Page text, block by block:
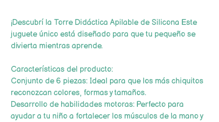
¡Descubrí la Torre Didáctica Apilable de Silicona Este
juguete único está diseñado para que tu pequeño se
divierta mientras aprende.
Características del producto:
Conjunto de 6 piezas: Ideal para que los más chiquitos
reconozcan colores, formas y tamaños.
Desarrollo de habilidades motoras: Perfecto para
ayudar a tu niño a fortalecer los músculos de la mano y